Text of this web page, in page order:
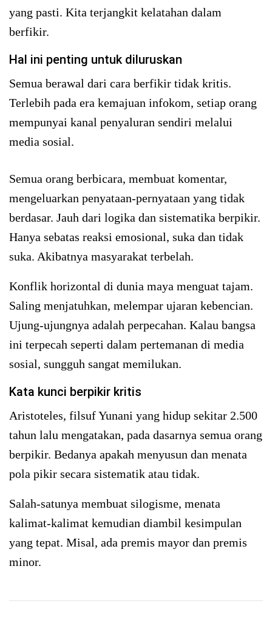
yang pasti. Kita terjangkit kelatahan dalam
berfikir.
Hal ini penting untuk diluruskan
Semua berawal dari cara berfikir tidak kritis.
Terlebih pada era kemajuan infokom, setiap orang
mempunyai kanal penyaluran sendiri melalui
media sosial.
Semua orang berbicara, membuat komentar,
mengeluarkan penyataan-pernyataan yang tidak
berdasar. Jauh dari logika dan sistematika berpikir.
Hanya sebatas reaksi emosional, suka dan tidak
suka. Akibatnya masyarakat terbelah.
Konflik horizontal di dunia maya menguat tajam.
Saling menjatuhkan, melempar ujaran kebencian.
Ujung-ujungnya adalah perpecahan. Kalau bangsa
ini terpecah seperti dalam pertemanan di media
sosial, sungguh sangat memilukan.
Kata kunci berpikir kritis
Aristoteles, filsuf Yunani yang hidup sekitar 2.500
tahun lalu mengatakan, pada dasarnya semua orang
berpikir. Bedanya apakah menyusun dan menata
pola pikir secara sistematik atau tidak.
Salah-satunya membuat silogisme, menata
kalimat-kalimat kemudian diambil kesimpulan
yang tepat. Misal, ada premis mayor dan premis
minor.